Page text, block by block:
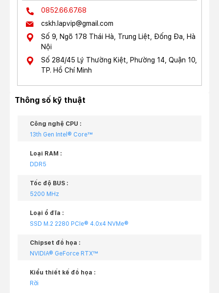
0852.66.67.68
cskh.lapvip@gmail.com
Số 9, Ngõ 178 Thái Hà, Trung Liệt, Đống Đa, Hà
Nội
Số 284/45 Lý Thường Kiệt, Phường 14, Quận 10,
TP. Hồ Chí Minh
Thông số kỹ thuật
Công nghệ CPU :
13th Gen Intel® Core™
Loại RAM :
DDR5
Tốc độ BUS :
5200 MHz
Loại ổ đĩa :
SSD M.2 2280 PCIe® 4.0x4 NVMe®
Chipset đồ họa :
NVIDIA® GeForce RTX™
Kiểu thiết kế đồ họa :
Rời